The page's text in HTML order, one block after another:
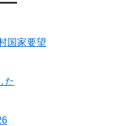
国家要望
た